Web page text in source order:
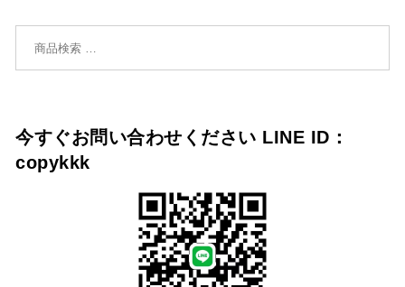
今すぐお問い合わせください LINE ID：
copykkk